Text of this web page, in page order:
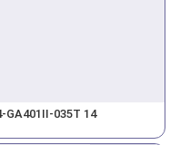
GA401II-035T 14